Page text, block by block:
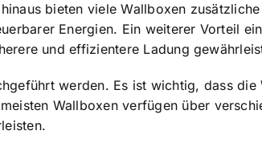
bieten viele Wallboxen
Energien. Ein weiterer Vorteil
und effizientere Ladung
werden. Es ist wichtig, dass die
Wallboxen verfügen über